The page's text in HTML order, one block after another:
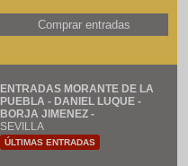
Comprar entradas
ENTRADAS MORANTE DE LA
PUEBLA - DANIEL LUQUE -
BORJA JIMENEZ -
SEVILLA
ÚLTIMAS ENTRADAS